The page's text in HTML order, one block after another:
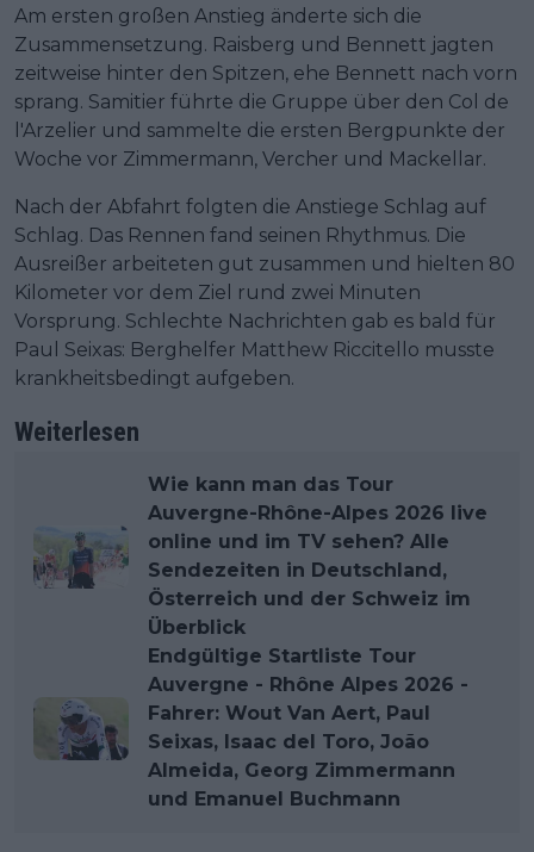
Am ersten großen Anstieg änderte sich die
Zusammensetzung. Raisberg und Bennett jagten
zeitweise hinter den Spitzen, ehe Bennett nach vorn
sprang. Samitier führte die Gruppe über den Col de
l'Arzelier und sammelte die ersten Bergpunkte der
Woche vor Zimmermann, Vercher und Mackellar.
Nach der Abfahrt folgten die Anstiege Schlag auf
Schlag. Das Rennen fand seinen Rhythmus. Die
Ausreißer arbeiteten gut zusammen und hielten 80
Kilometer vor dem Ziel rund zwei Minuten
Vorsprung. Schlechte Nachrichten gab es bald für
Paul Seixas: Berghelfer Matthew Riccitello musste
krankheitsbedingt aufgeben.
Weiterlesen
Wie kann man das Tour
Auvergne-Rhône-Alpes 2026 live
online und im TV sehen? Alle
Sendezeiten in Deutschland,
Österreich und der Schweiz im
Überblick
Endgültige Startliste Tour
Auvergne - Rhône Alpes 2026 -
Fahrer: Wout Van Aert, Paul
Seixas, Isaac del Toro, João
Almeida, Georg Zimmermann
und Emanuel Buchmann